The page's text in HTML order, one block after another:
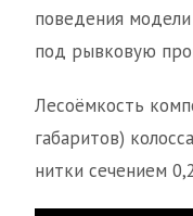
поведения
под рывковую
Лесоёмкость
габаритов)
нитки сечением